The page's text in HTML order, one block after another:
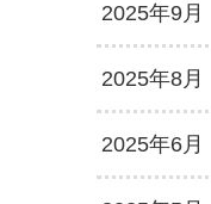
2025年9月
2025年8月
2025年6月